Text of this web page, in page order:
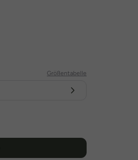
Größentabelle